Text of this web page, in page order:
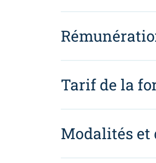
Tarif de la
Modalités et